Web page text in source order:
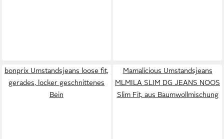
bonprix Umstandsjeans loose fit,
gerades, locker geschnittenes
Bein
Mamalicious Umstandsjeans
MLMILA SLIM DG JEANS NOOS
Slim Fit, aus Baumwollmischung